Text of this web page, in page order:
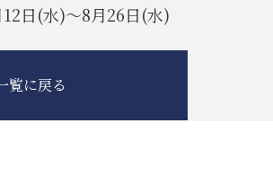
日(水)～8月26日(水)
覧に戻る